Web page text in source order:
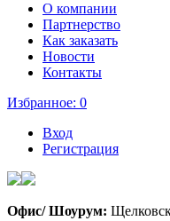
О компании
Партнерство
Как заказать
Новости
Контакты
Избранное: 0
Вход
Регистрация
Офис/ Шоурум: